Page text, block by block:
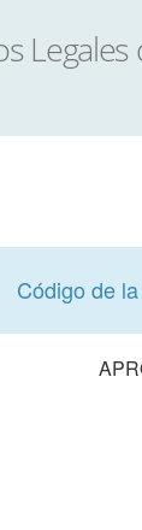
Código de